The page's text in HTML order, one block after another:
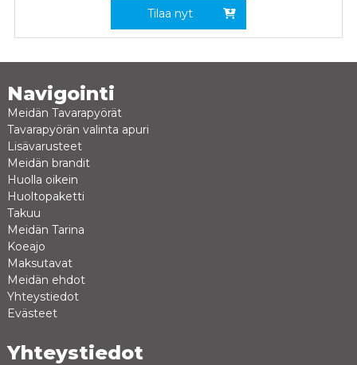
Tilaa nyt
Navigointi
Meidän Tavarapyörät
Tavarapyörän valinta apuri
Lisävarusteet
Meidän brandit
Huolla oikein
Huoltopaketti
Takuu
Meidän Tarina
Koeajo
Maksutavat
Meidän ehdot
Yhteystiedot
Evästeet
Yhteystiedot